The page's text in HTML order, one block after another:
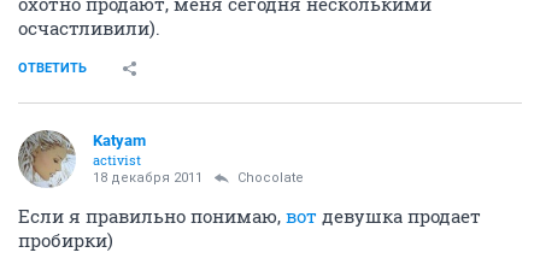
осчастливили).
ОТВЕТИТЬ
Katyam
activist
18 декабря 2011 Chocolate
Если я правильно понимаю, вот девушка продает
пробирки)